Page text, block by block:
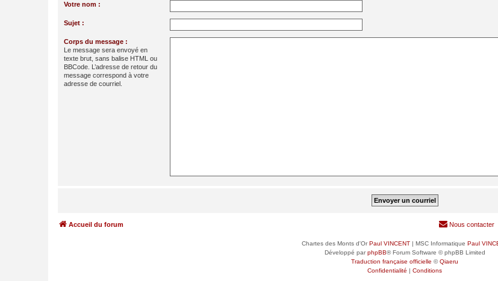
Votre nom :
Sujet :
Corps du message :
Le message sera envoyé en
texte brut, sans balise HTML ou
BBCode. L’adresse de retour du
message correspond à votre
adresse de courriel.
Accueil du forum Nous contacter
Chartes des Monts d'OrPaul VINCENT| MSC Informatique Paul
Développé parphpBB® Forum Software © phpBB Limited
Traduction française officielle ©Qiaeru
Confidentialité | Conditions